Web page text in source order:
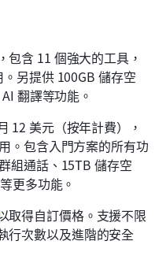
包含 11 個強大的工具，
另提供 100GB 儲存空
翻譯等功能。
12 美元（按年計費），
。包含入門方案的所有功
組通話、15TB 儲存空
更多功能。
取得自訂價格。支援不限
行次數以及進階的安全